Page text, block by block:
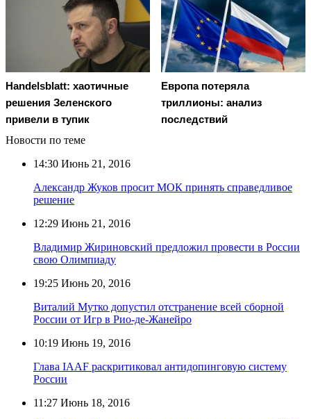
Handelsblatt: хаотичные
решения Зеленского
привели в тупик
Европа потеряла
триллионы: анализ
последствий
Новости по теме
14:30 Июнь 21, 2016
Александр Жуков просит МОК принять справедливое
решение
12:29 Июнь 21, 2016
Владимир Жириновский предложил провести в России
свою Олимпиаду
19:25 Июнь 20, 2016
Виталий Мутко допустил отстранение всей сборной
России от Игр в Рио-де-Жанейро
10:19 Июнь 19, 2016
Глава IAAF раскритиковал антидопинговую систему
России
11:27 Июнь 18, 2016